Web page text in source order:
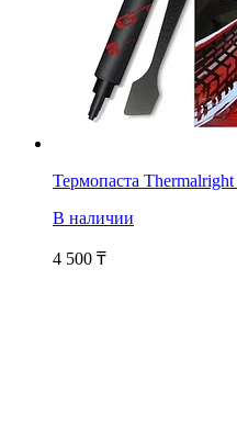
Термопаста
В наличии
4 500 ₸